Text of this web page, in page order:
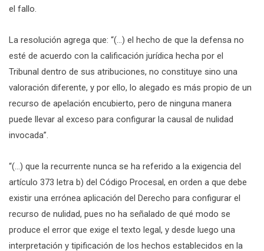
el fallo.
La resolución agrega que: “(…) el hecho de que la defensa no
esté de acuerdo con la calificación jurídica hecha por el
Tribunal dentro de sus atribuciones, no constituye sino una
valoración diferente, y por ello, lo alegado es más propio de un
recurso de apelación encubierto, pero de ninguna manera
puede llevar al exceso para configurar la causal de nulidad
invocada”.
“(…) que la recurrente nunca se ha referido a la exigencia del
artículo 373 letra b) del Código Procesal, en orden a que debe
existir una errónea aplicación del Derecho para configurar el
recurso de nulidad, pues no ha señalado de qué modo se
produce el error que exige el texto legal, y desde luego una
interpretación y tipificación de los hechos establecidos en la